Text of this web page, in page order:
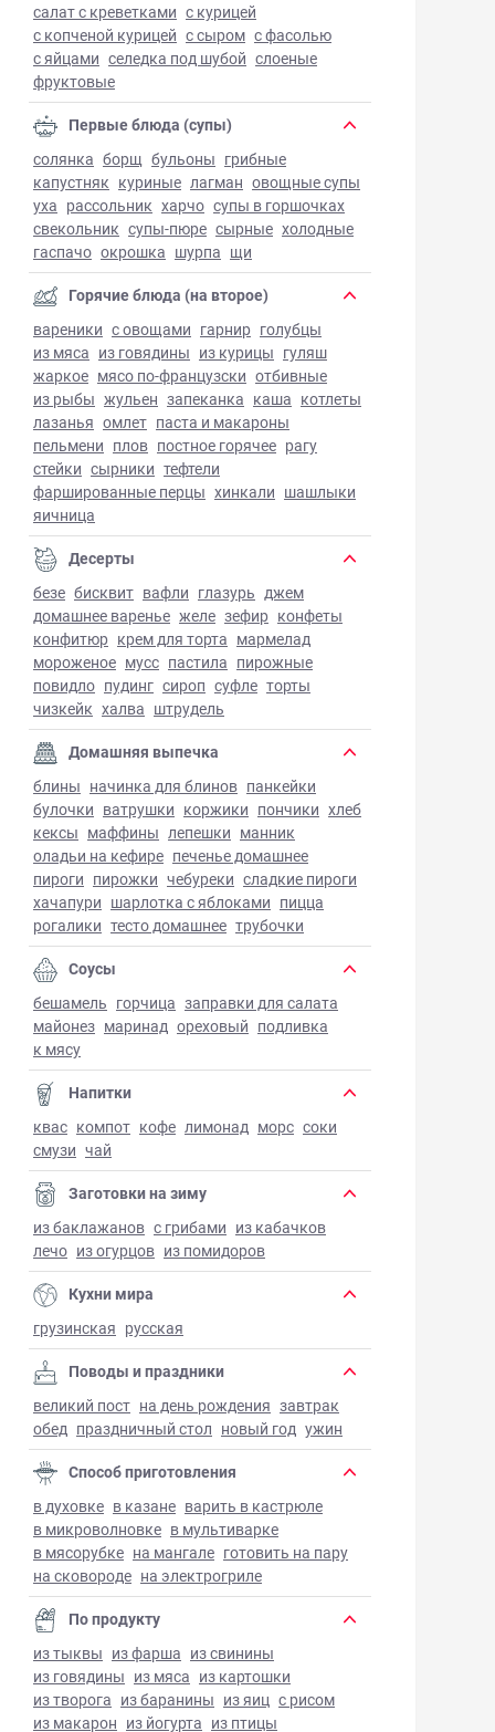
салат с креветками с курицей
с копченой курицей с сыром с фасолью
с яйцами селедка под шубой слоеные
фруктовые
Первые блюда (супы)
солянка борщ бульоны грибные
капустняк куриные лагман овощные супы
уха рассольник харчо супы в горшочках
свекольник супы-пюре сырные холодные
гаспачо окрошка шурпа щи
Горячие блюда (на второе)
вареники с овощами гарнир голубцы
из мяса из говядины из курицы гуляш
жаркое мясо по-французски отбивные
из рыбы жульен запеканка каша котлеты
лазанья омлет паста и макароны
пельмени плов постное горячее рагу
стейки сырники тефтели
фаршированные перцы хинкали шашлыки
яичница
Десерты
безе бисквит вафли глазурь джем
домашнее варенье желе зефир конфеты
конфитюр крем для торта мармелад
мороженое мусс пастила пирожные
повидло пудинг сироп суфле торты
чизкейк халва штрудель
Домашняя выпечка
блины начинка для блинов панкейки
булочки ватрушки коржики пончики хлеб
кексы маффины лепешки манник
оладьи на кефире печенье домашнее
пироги пирожки чебуреки сладкие пироги
хачапури шарлотка с яблоками пицца
рогалики тесто домашнее трубочки
Соусы
бешамель горчица заправки для салата
майонез маринад ореховый подливка
к мясу
Напитки
квас компот кофе лимонад морс соки
смузи чай
Заготовки на зиму
из баклажанов с грибами из кабачков
лечо из огурцов из помидоров
Кухни мира
грузинская русская
Поводы и праздники
великий пост на день рождения завтрак
обед праздничный стол новый год ужин
Способ приготовления
в духовке в казане варить в кастрюле
в микроволновке в мультиварке
в мясорубке на мангале готовить на пару
на сковороде на электрогриле
По продукту
из тыквы из фарша из свинины
из говядины из мяса из картошки
из творога из баранины из яиц с рисом
из макарон из йогурта из птицы